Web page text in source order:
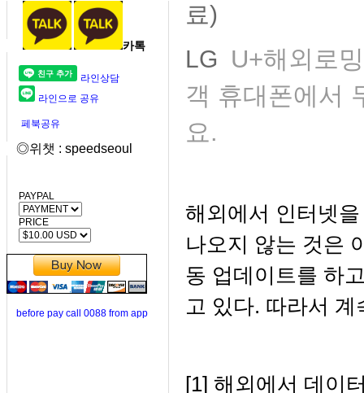
카톡
라인상담
라인으로 공유
페북공유
◎위챗 : speedseoul
PAYPAL
PRICE
before pay call 0088 from app
료)
LG U+해외로
객 휴대폰에서
요.
해외에서 인터넷
나오지 않는 것은
동 업데이트를 하
고 있다. 따라서
[1] 해외에서 데이